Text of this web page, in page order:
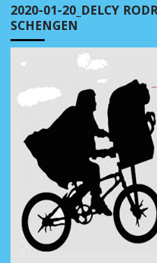
2020-01-20_DELCY
SCHENGEN